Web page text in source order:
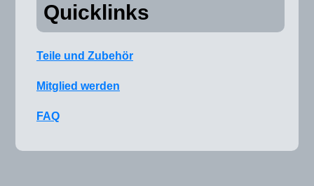
Quicklinks
Teile und Zubehör
Mitglied werden
FAQ